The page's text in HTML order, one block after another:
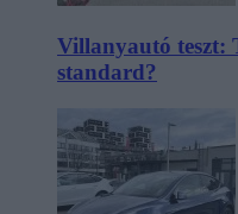
Villanyautó teszt:
standard?